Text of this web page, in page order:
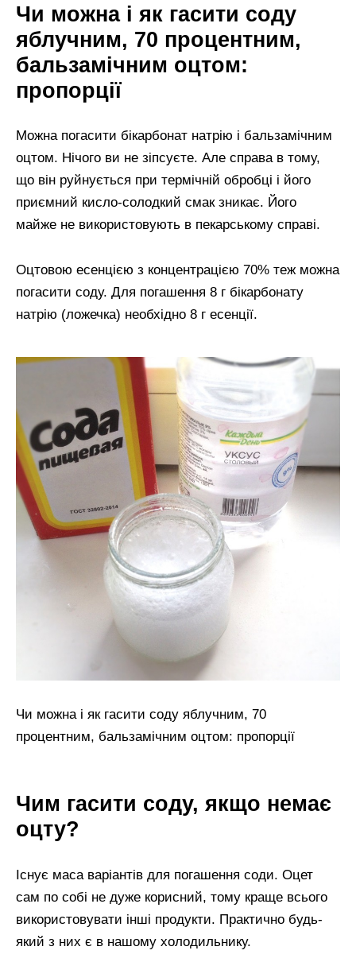
Чи можна і як гасити соду
яблучним, 70 процентним,
бальзамічним оцтом:
пропорції
Можна погасити бікарбонат натрію і бальзамічним
оцтом. Нічого ви не зіпсуєте. Але справа в тому,
що він руйнується при термічній обробці і його
приємний кисло-солодкий смак зникає. Його
майже не використовують в пекарському справі.
Оцтовою есенцією з концентрацією 70% теж можна
погасити соду. Для погашення 8 г бікарбонату
натрію (ложечка) необхідно 8 г есенції.
Чи можна і як гасити соду яблучним, 70
процентним, бальзамічним оцтом: пропорції
Чим гасити соду, якщо немає
оцту?
Існує маса варіантів для погашення соди. Оцет
сам по собі не дуже корисний, тому краще всього
використовувати інші продукти. Практично будь-
який з них є в нашому холодильнику.